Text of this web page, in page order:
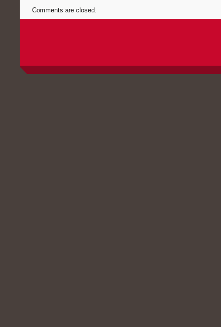
Comments are closed.